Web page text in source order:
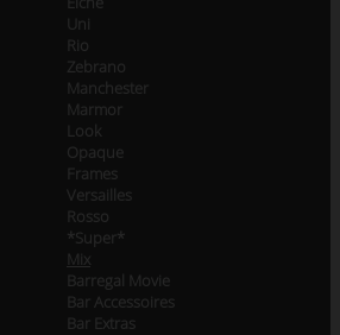
Uni
Rio
Zebrano
Manchester
Marmor
Look
Opaque
Frames
Versailles
Rosso
*Super*
Mix
Barregal Movie
Bar Accessoires
Bar Extras